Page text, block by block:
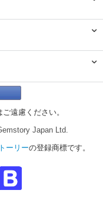
遠慮ください。
Japan Ltd.
ーリーの登録商標です。